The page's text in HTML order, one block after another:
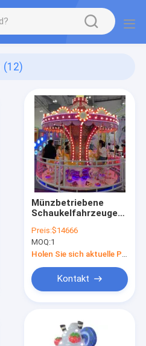
(12)
Münzbetriebene
Schaukelfahrzeuge
und fröhliche Lieder
für Kinder
Preis:$14666
MOQ:1
Kontakt